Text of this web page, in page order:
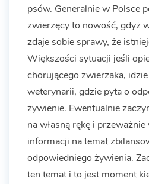
psów. Generalnie w Polsce
zwierzęcy to nowość, gdyż
zdaje sobie sprawy, że
Większości sytuacji jeśli
chorującego zwierzaka,
weterynarii, gdzie pyta o
żywienie. Ewentualnie
na własną rękę i
informacji na temat
odpowiedniego żywienia.
ten temat i to jest moment